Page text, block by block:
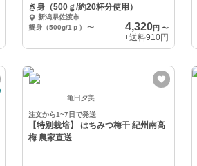
き身（500ｇ/約20杯分使用）
新潟県佐渡市
蟹身（500g/1ｐ）
〜 4,320円〜
+送料910円
亀田夕美
注文から1~7日で発送
【特別栽培】 はちみつ梅干 紀州南高
梅 農家直送